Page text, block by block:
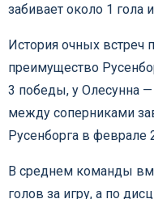
забивает около 1 гола
История очных встреч
преимущество
3 победы, у Олесунна
между соперниками
Русенборга в феврале
В среднем команды
голов за игру, а по